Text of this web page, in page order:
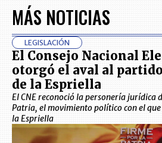
MÁS NOTICIAS
LEGISLACIÓN
El Consejo Nacional
otorgó el aval al
de la Espriella
El CNE reconoció la personería jurídica
Patria, el movimiento político con el
la Espriella